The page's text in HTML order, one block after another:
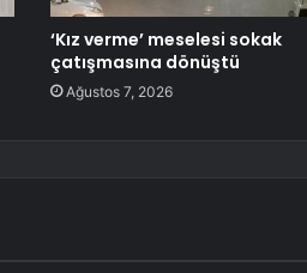
‘Kız verme’ meselesi sokak
çatışmasına dönüştü
Ağustos 7, 2026